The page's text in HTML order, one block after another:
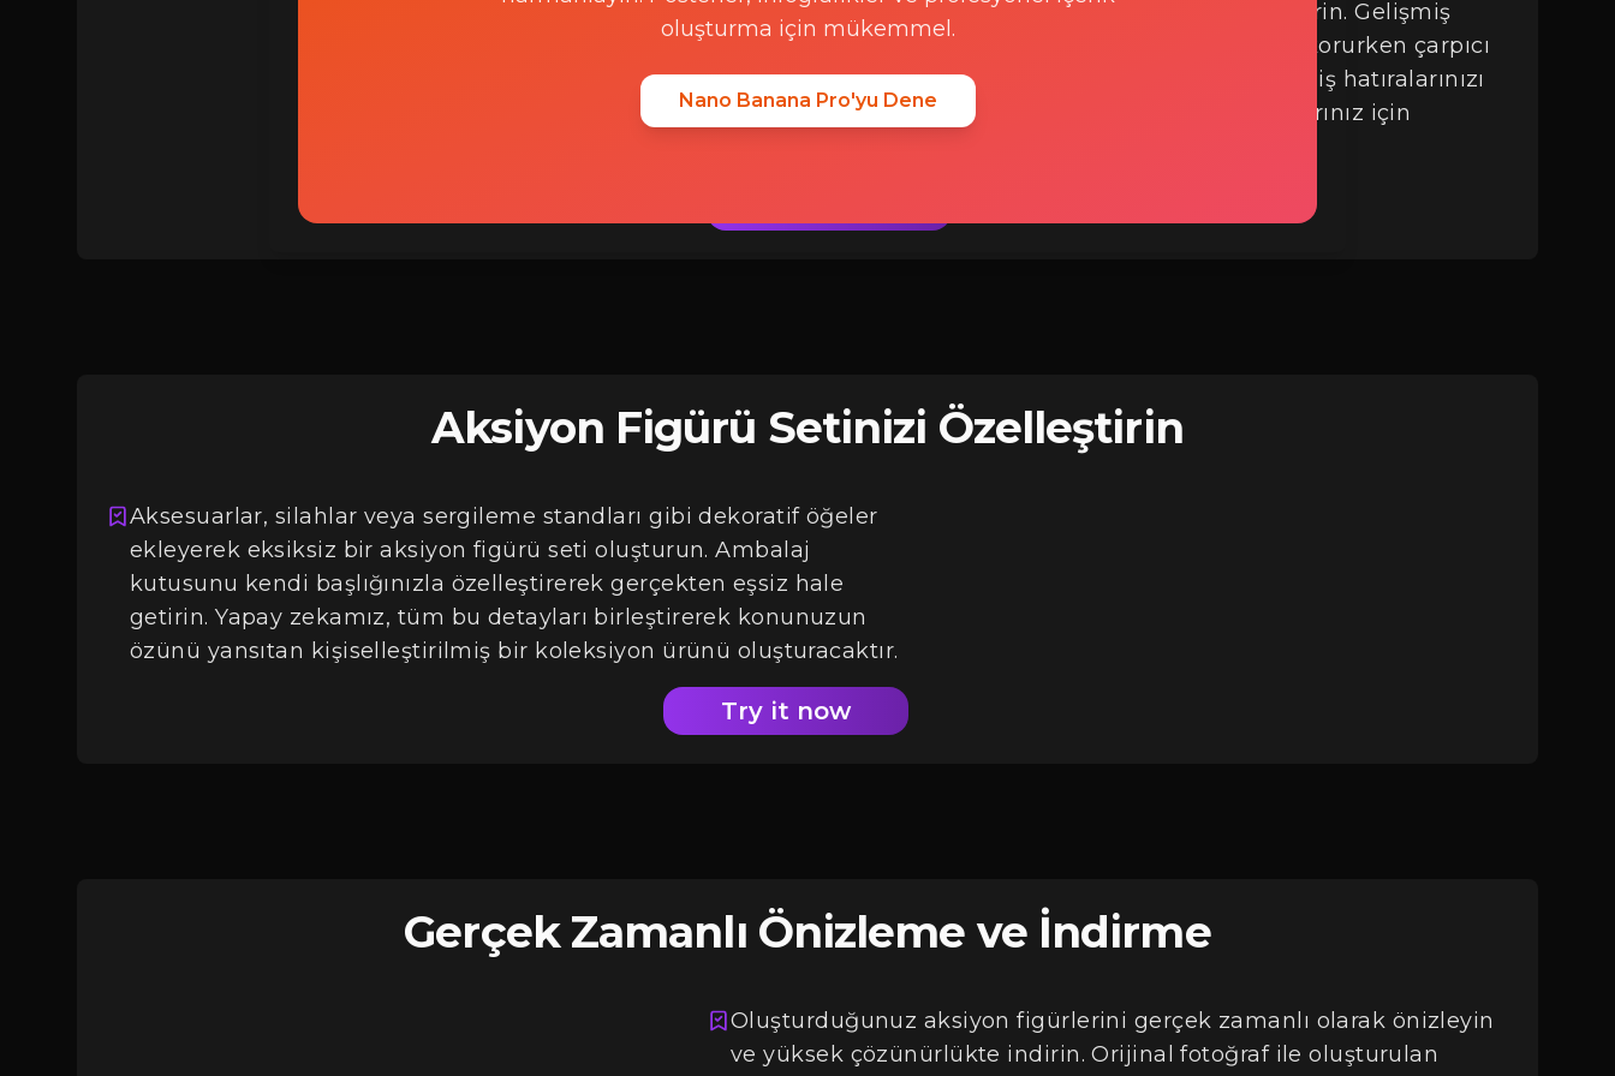
kalitede aksiyon figürlerine dönüştürmesine izin verin. Gelişmiş
makine öğrenimi modellerimiz, belirgin özellikleri korurken çarpıcı
koleksiyonluk tarzı figürler oluşturur. Kişiselleştirilmiş hatıralarınızı
kendiniz, arkadaşlarınız, aileniz veya evcil hayvanlarınız için
Aksiyon Figürü Setinizi Özelleştirin
Aksesuarlar, silahlar veya sergileme standları gibi dekoratif öğeler
ekleyerek eksiksiz bir aksiyon figürü seti oluşturun. Ambalaj
kutusunu kendi başlığınızla özelleştirerek gerçekten eşsiz hale
getirin. Yapay zekamız, tüm bu detayları birleştirerek konunuzun
özünü yansıtan kişiselleştirilmiş bir koleksiyon ürünü oluşturacaktır.
Try it now
Gerçek Zamanlı Önizleme ve İndirme
Oluşturduğunuz aksiyon figürlerini gerçek zamanlı olarak önizleyin
ve yüksek çözünürlükte indirin. Orijinal fotoğraf ile oluşturulan
oluşturma için mükemmel.
Nano Banana Pro'yu Dene